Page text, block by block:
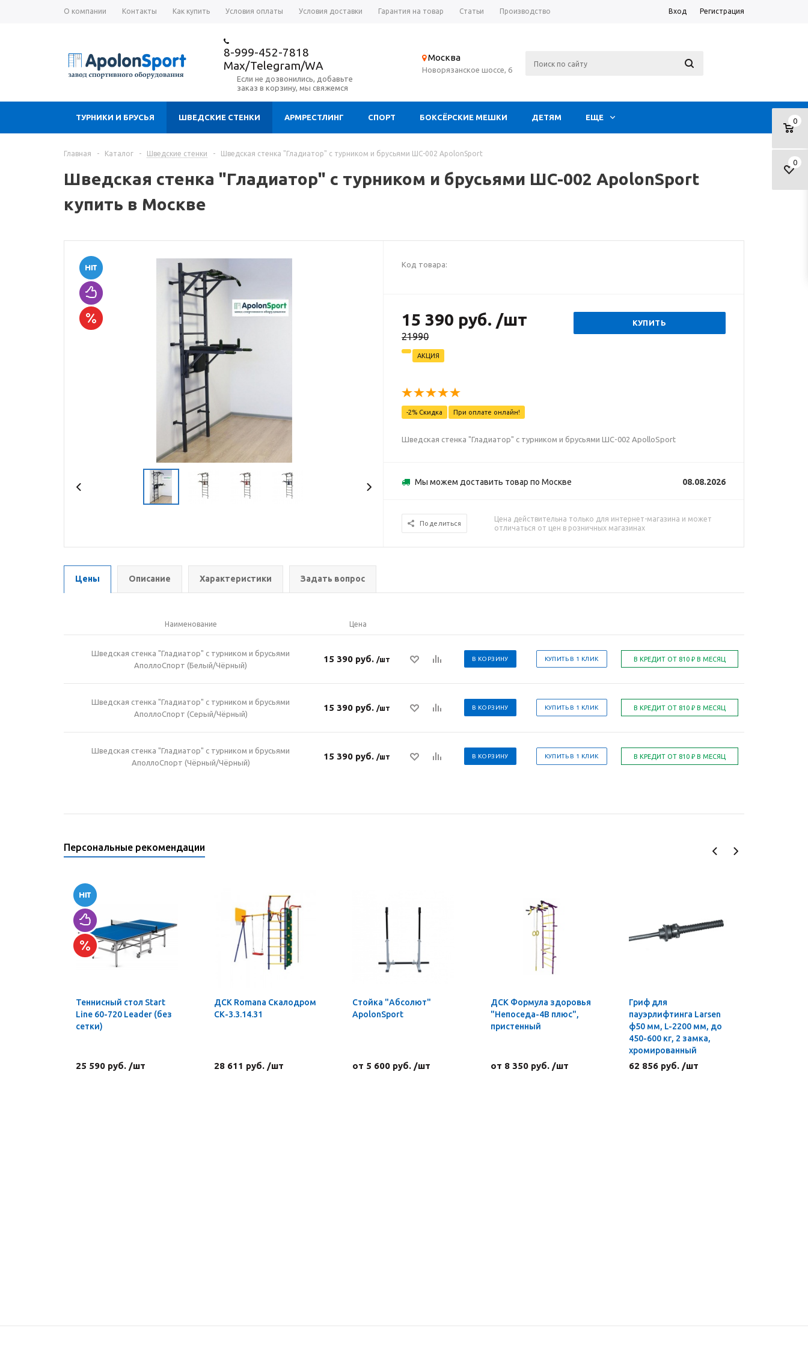
О компании Контакты Как купить Условия оплаты Условия доставки Гарантия на товар Статьи Производство Вход Регистрация
8-999-452-7818
Max/Telegram/WA
Если не дозвонились, добавьте
заказ в корзину, мы свяжемся
Москва
Новорязанское шоссе, 6
0
0
ТУРНИКИ И БРУСЬЯ ШВЕДСКИЕ СТЕНКИ АРМРЕСТЛИНГ СПОРТ БОКСЁРСКИЕ МЕШКИ ДЕТЯМ ЕЩЕ
Главная - Каталог - Шведские стенки - Шведская стенка "Гладиатор" с турником и брусьями ШС-002 ApolonSport
Шведская стенка "Гладиатор" с турником и брусьями ШС-002 ApolonSport
купить в Москве
Код товара:
15 390 руб. /шт
21990
АКЦИЯ
-2% Скидка При оплате онлайн!
КУПИТЬ
Шведская стенка "Гладиатор" с турником и брусьями ШС-002 ApolloSport
Мы можем доставить товар по Москве 08.08.2026
Поделиться
Цена действительна только для интернет-магазина и может
отличаться от цен в розничных магазинах
Цены Описание Характеристики Задать вопрос
Наименование Цена
Шведская стенка "Гладиатор" с турником и брусьями
АполлоСпорт (Белый/Чёрный)
15 390 руб. /шт В КОРЗИНУ КУПИТЬ В 1 КЛИК
Шведская стенка "Гладиатор" с турником и брусьями
АполлоСпорт (Серый/Чёрный)
15 390 руб. /шт В КОРЗИНУ КУПИТЬ В 1 КЛИК
Шведская стенка "Гладиатор" с турником и брусьями
АполлоСпорт (Чёрный/Чёрный)
15 390 руб. /шт В КОРЗИНУ КУПИТЬ В 1 КЛИК
Персональные рекомендации
Теннисный стол Start
Line 60-720 Leader (без
сетки)
25 590 руб. /шт
ДСК Romana Скалодром
СК-3.3.14.31
28 611 руб. /шт
Стойка "Абсолют"
ApolonSport
от 5 600 руб. /шт
ДСК Формула здоровья
"Непоседа-4В плюс",
пристенный
от 8 350 руб. /шт
Гриф для
пауэрлифтинга Larsen
ф50 мм, L-2200 мм, до
450-600 кг, 2 замка,
хромированный
62 856 руб. /шт